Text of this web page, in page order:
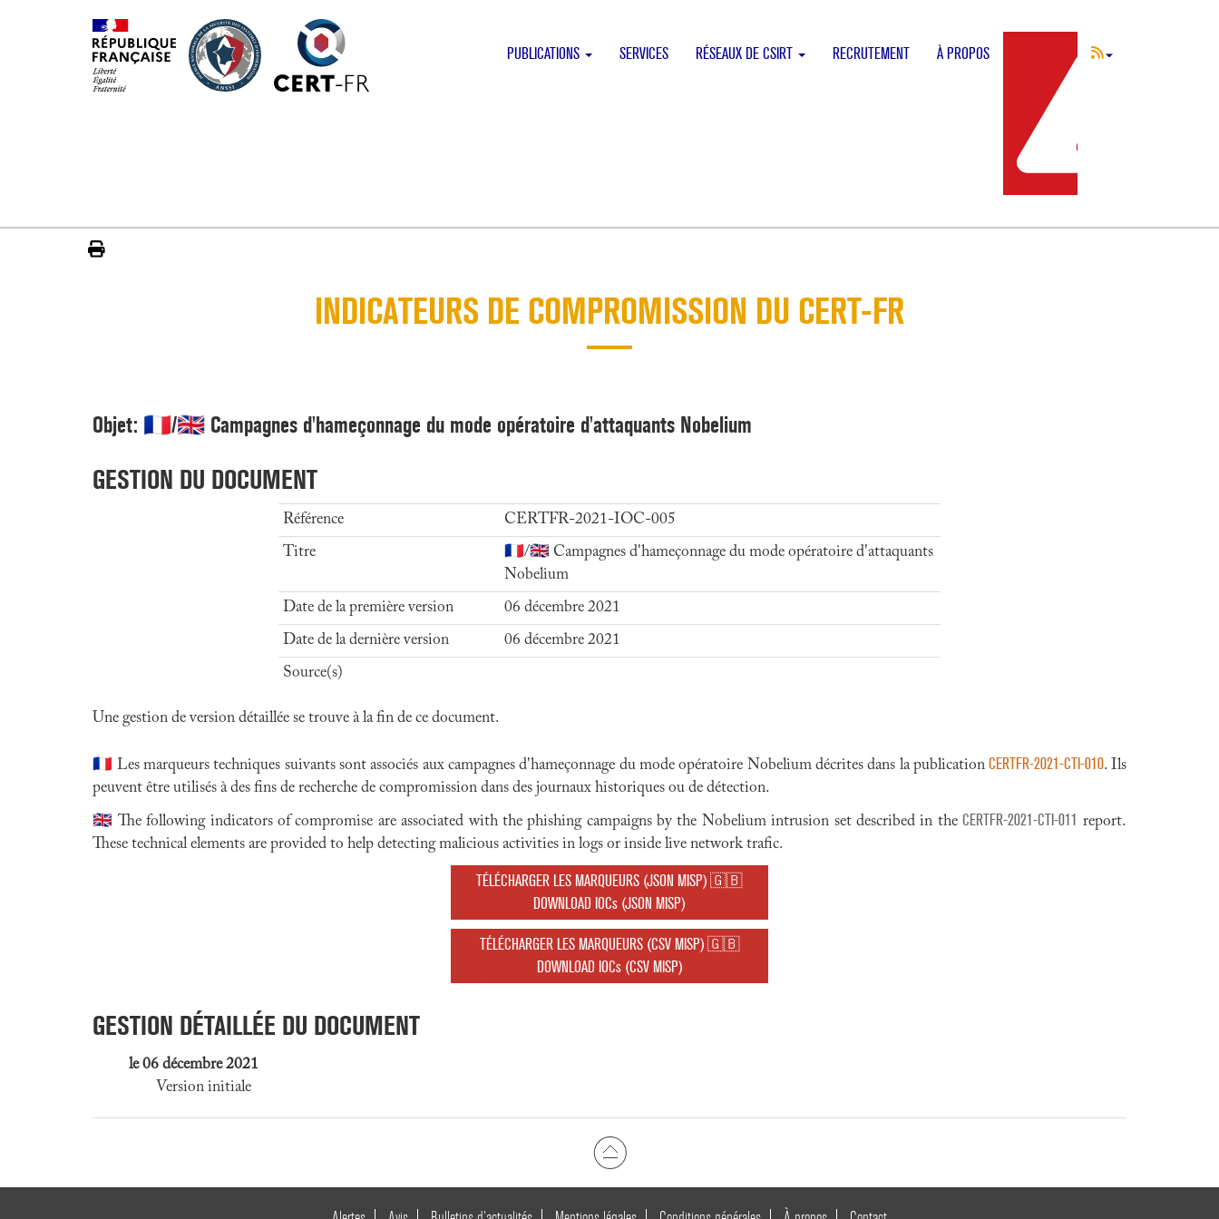
PUBLICATIONS SERVICES RÉSEAUX DE CSIRT RECRUTEMENT À PROPOS
INDICATEURS DE COMPROMISSION DU CERT-FR
Objet: 🇫🇷/🇬🇧 Campagnes d'hameçonnage du mode opératoire d'attaquants Nobelium
GESTION DU DOCUMENT
Référence
CERTFR-2021-IOC-005
Titre
🇫🇷/🇬🇧 Campagnes d'hameçonnage du mode opératoire d'attaquants
Nobelium
Date de la première version
06 décembre 2021
Date de la dernière version
06 décembre 2021
Source(s)
Une gestion de version détaillée se trouve à la fin de ce document.
🇫🇷 Les marqueurs techniques suivants sont associés aux campagnes d'hameçonnage du mode opératoire Nobelium décrites dans la publicationCERTFR-2021-CTI-010. Ils
peuvent être utilisés à des fins de recherche de compromission dans des journaux historiques ou de détection.
🇬🇧 The following indicators of compromise are associated with the phishing campaigns by the Nobelium intrusion set described in theCERTFR-2021-CTI-011 report.
These technical elements are provided to help detecting malicious activities in logs or inside live network trafic.
TÉLÉCHARGER LES MARQUEURS (JSON MISP) 🇬🇧
DOWNLOAD IOCs (JSON MISP)
TÉLÉCHARGER LES MARQUEURS (CSV MISP) 🇬🇧
DOWNLOAD IOCs (CSV MISP)
GESTION DÉTAILLÉE DU DOCUMENT
le 06 décembre 2021
Version initiale